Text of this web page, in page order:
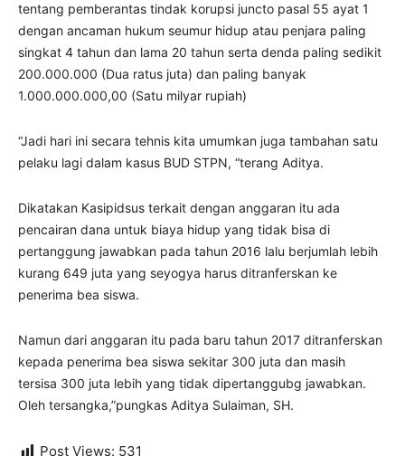
tentang pemberantas tindak korupsi juncto pasal 55 ayat 1
dengan ancaman hukum seumur hidup atau penjara paling
singkat 4 tahun dan lama 20 tahun serta denda paling sedikit
200.000.000 (Dua ratus juta) dan paling banyak
1.000.000.000,00 (Satu milyar rupiah)
“Jadi hari ini secara tehnis kita umumkan juga tambahan satu
pelaku lagi dalam kasus BUD STPN, “terang Aditya.
Dikatakan Kasipidsus terkait dengan anggaran itu ada
pencairan dana untuk biaya hidup yang tidak bisa di
pertanggung jawabkan pada tahun 2016 lalu berjumlah lebih
kurang 649 juta yang seyogya harus ditranferskan ke
penerima bea siswa.
Namun dari anggaran itu pada baru tahun 2017 ditranferskan
kepada penerima bea siswa sekitar 300 juta dan masih
tersisa 300 juta lebih yang tidak dipertanggubg jawabkan.
Oleh tersangka,”pungkas Aditya Sulaiman, SH.
Post Views: 531